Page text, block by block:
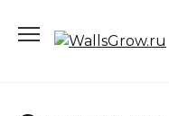
содержанию